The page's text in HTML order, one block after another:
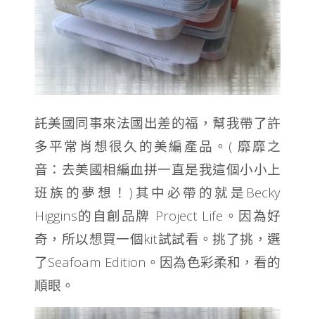
託美國同事來法國出差的福，幫我帶了許
多平常肖想很久的美編產品。( 靡靡之
音：去美國相編血拼一直是我這個小小上
班族的夢想！)其中必帶的就是Becky
Higgins的自創品牌 Project Life。因為好
奇，所以想買一個kit試試看。挑了挑，選
了Seafoam Edition。因為色彩柔和，看的
順眼。